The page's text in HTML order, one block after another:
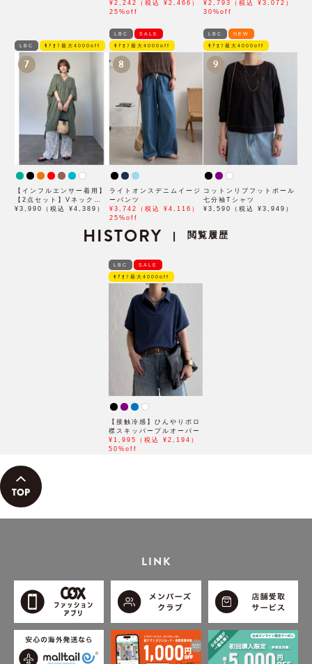
¥2,242（税込 ¥2,466）
25%off
¥2,793（税込 ¥3,072）
30%off
LBC ﾓｱｵﾌ最大4000off
7
【インフルエンサー着用】
【2点セット】Vネックピ
ンタックセットワンピース
¥3,990（税込 ¥4,389）
LBC SALE
ﾓｱｵﾌ最大4000off
8
ライトオンスデニムイージ
ーパンツ
¥3,742（税込 ¥4,116）
25%off
LBC NEW
ﾓｱｵﾌ最大4000off
9
コットンリブフットボール
七分袖Tシャツ
¥3,590（税込 ¥3,949）
HISTORY | 閲覧履歴
LBC SALE
ﾓｱｵﾌ最大4000off
【接触冷感】ひんやりポロ
襟スキッパープルオーバー
¥1,995（税込 ¥2,194）
50%off
LINK